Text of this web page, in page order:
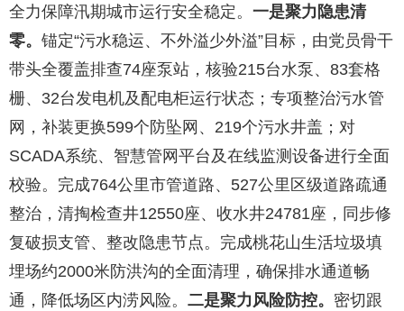
全力保障汛期城市运行安全稳定。 一是聚力隐患清
零。 锚定“污水稳运、不外溢少外溢”目标，由党员骨干
带头全覆盖排查74座泵站，核验215台水泵、83套格
栅、32台发电机及配电柜运行状态；专项整治污水管
网，补装更换599个防坠网、219个污水井盖；对
SCADA系统、智慧管网平台及在线监测设备进行全面
校验。完成764公里市管道路、527公里区级道路疏通
整治，清掏检查井12550座、收水井24781座，同步修
复破损支管、整改隐患节点。完成桃花山生活垃圾填
埋场约2000米防洪沟的全面清理，确保排水通道畅
通，降低场区内涝风险。 二是聚力风险防控。 密切跟